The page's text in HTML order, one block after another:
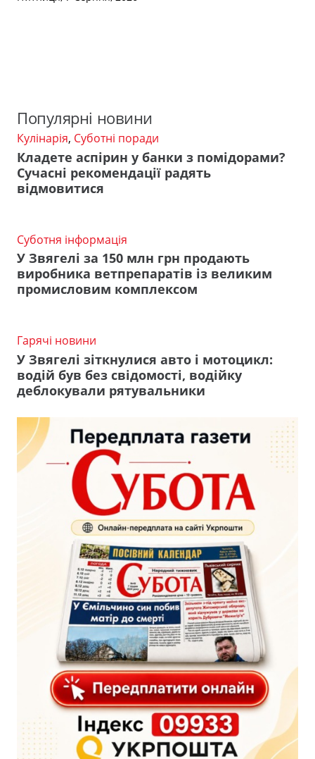
Популярні новини
Кулінарія, Суботні поради
Кладете аспірин у банки з помідорами?
Сучасні рекомендації радять
відмовитися
Суботня інформація
У Звягелі за 150 млн грн продають
виробника ветпрепаратів із великим
промисловим комплексом
Гарячі новини
У Звягелі зіткнулися авто і мотоцикл:
водій був без свідомості, водійку
деблокували рятувальники